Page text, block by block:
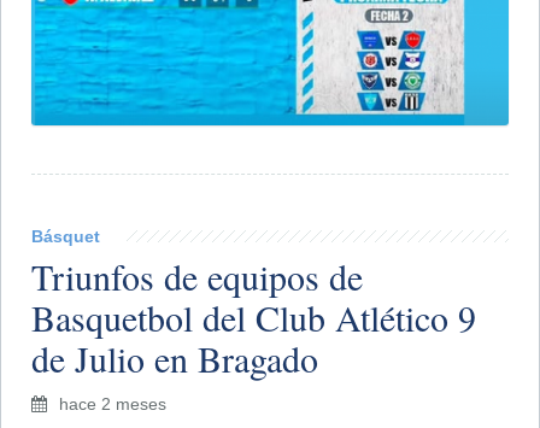
Básquet
Triunfos de equipos de
Basquetbol del Club Atlético 9
de Julio en Bragado
hace 2 meses